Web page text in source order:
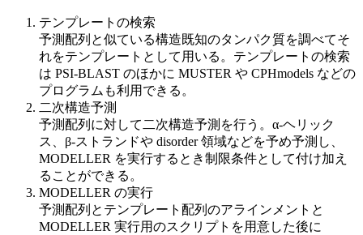
テンプレートの検索
予測配列と似ている構造既知のタンパク質を調べてそ
れをテンプレートとして用いる。テンプレートの検索
は PSI-BLAST のほかに MUSTER や CPHmodels などの
プログラムも利用できる。
二次構造予測
予測配列に対して二次構造予測を行う。α-ヘリック
ス、β-ストランドや disorder 領域などを予め予測し、
MODELLER を実行するとき制限条件として付け加え
ることができる。
MODELLER の実行
予測配列とテンプレート配列のアラインメントと
MODELLER 実行用のスクリプトを用意した後に